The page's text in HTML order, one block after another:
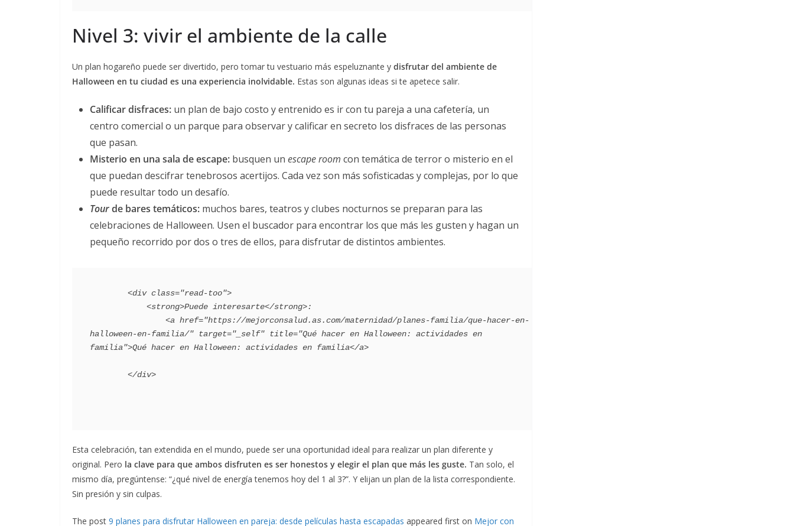
Nivel 3: vivir el ambiente de la calle
Un plan hogareño puede ser divertido, pero tomar tu vestuario más espeluznante y disfrutar del ambiente de
Halloween en tu ciudad es una experiencia inolvidable. Estas son algunas ideas si te apetece salir.
Calificar disfraces: un plan de bajo costo y entrenido es ir con tu pareja a una cafetería, un
centro comercial o un parque para observar y calificar en secreto los disfraces de las personas
que pasan.
Misterio en una sala de escape: busquen un escape room con temática de terror o misterio en el
que puedan descifrar tenebrosos acertijos. Cada vez son más sofisticadas y complejas, por lo que
puede resultar todo un desafío.
Tourde bares temáticos: muchos bares, teatros y clubes nocturnos se preparan para las
celebraciones de Halloween. Usen el buscador para encontrar los que más les gusten y hagan un
pequeño recorrido por dos o tres de ellos, para disfrutar de distintos ambientes.
halloween-en-familia/" target="_self" title="Qué hacer en Halloween: actividades en
familia">Qué hacer en Halloween: actividades en familia</a>
Esta celebración, tan extendida en el mundo, puede ser una oportunidad ideal para realizar un plan diferente y
original. Pero la clave para que ambos disfruten es ser honestos y elegir el plan que más les guste. Tan solo, el
mismo día, pregúntense: “¿qué nivel de energía tenemos hoy del 1 al 3?”. Y elijan un plan de la lista correspondiente.
Sin presión y sin culpas.
The post 9 planes para disfrutar Halloween en pareja: desde películas hasta escapadas appeared first on Mejor con